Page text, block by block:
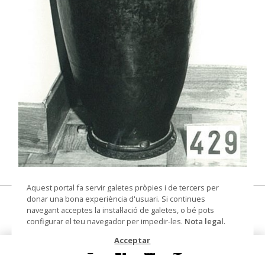
© Arxiu Fotogràfic del Consorci del Patrimoni de
Sitges
gerra
Col·lecció Col. Dr. Jesús Pérez-Rosales
Aquest portal fa servir galetes pròpies i de tercers per
donar una bona experiència d'usuari. Si continues
navegant acceptes la instal·lació de galetes, o bé pots
configurar el teu navegador per impedir-les. Nota legal.
Acceptar